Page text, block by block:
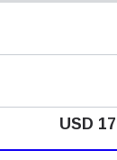
USD 17